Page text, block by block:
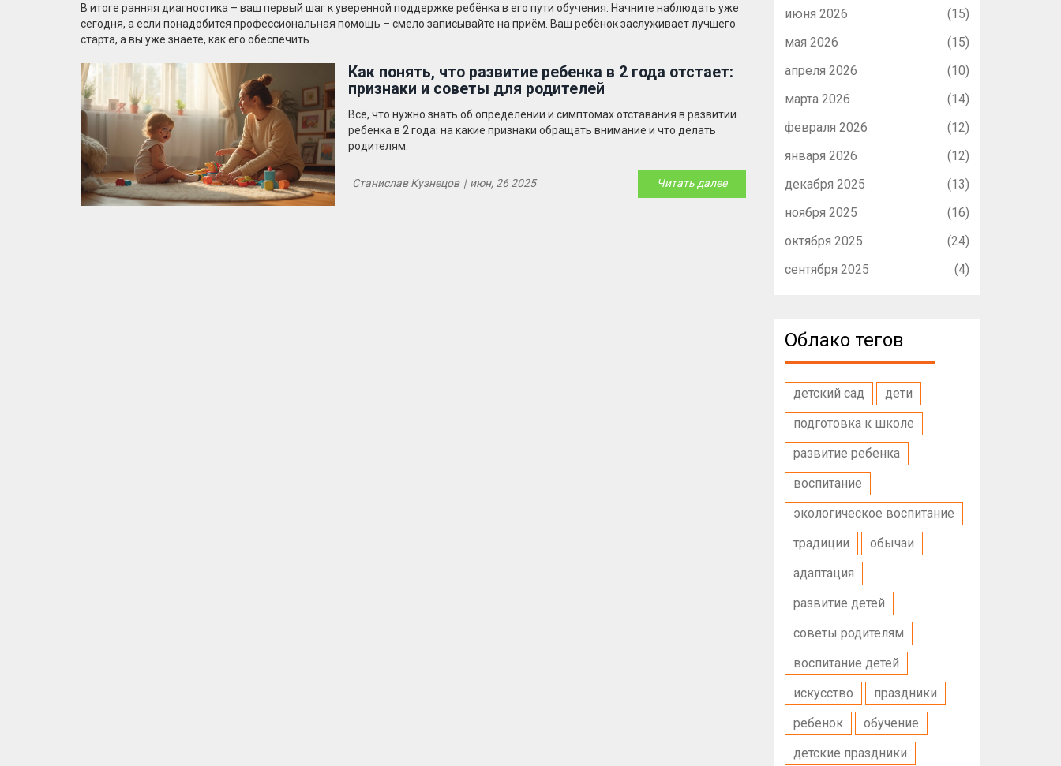
В итоге ранняя диагностика – ваш первый шаг к уверенной поддержке ребёнка в его пути обучения. Начните наблюдать уже
сегодня, а если понадобится профессиональная помощь – смело записывайте на приём. Ваш ребёнок заслуживает лучшего
старта, а вы уже знаете, как его обеспечить.
Как понять, что развитие ребенка в 2 года отстает:
признаки и советы для родителей
Всё, что нужно знать об определении и симптомах отставания в развитии
ребенка в 2 года: на какие признаки обращать внимание и что делать
родителям.
Станислав Кузнецов | июн, 26 2025 Читать далее
июня 2026
(15)
мая 2026
(15)
апреля 2026
(10)
марта 2026
(14)
февраля 2026
(12)
января 2026
(12)
декабря 2025
(13)
ноября 2025
(16)
октября 2025
(24)
сентября 2025
(4)
Облако тегов
детский сад
дети
подготовка к школе
развитие ребенка
воспитание
экологическое воспитание
традиции
обычаи
адаптация
развитие детей
советы родителям
воспитание детей
искусство
праздники
ребенок
обучение
детские праздники